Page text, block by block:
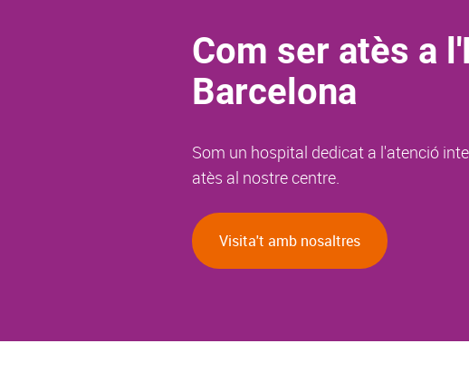
Com ser atès a
Barcelona
Som un hospital dedicat a l'atenció
atès al nostre centre.
Visita't amb nosaltres